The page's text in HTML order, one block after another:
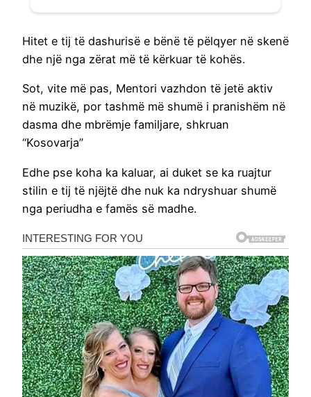
Hitet e tij të dashurisë e bënë të pëlqyer në skenë
dhe një nga zërat më të kërkuar të kohës.
Sot, vite më pas, Mentori vazhdon të jetë aktiv
në muzikë, por tashmë më shumë i pranishëm në
dasma dhe mbrëmje familjare, shkruan
“Kosovarja”
Edhe pse koha ka kaluar, ai duket se ka ruajtur
stilin e tij të njëjtë dhe nuk ka ndryshuar shumë
nga periudha e famës së madhe.